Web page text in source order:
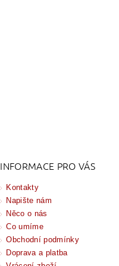
INFORMACE PRO VÁS
Kontakty
Napište nám
Něco o nás
Co umíme
Obchodní podmínky
Doprava a platba